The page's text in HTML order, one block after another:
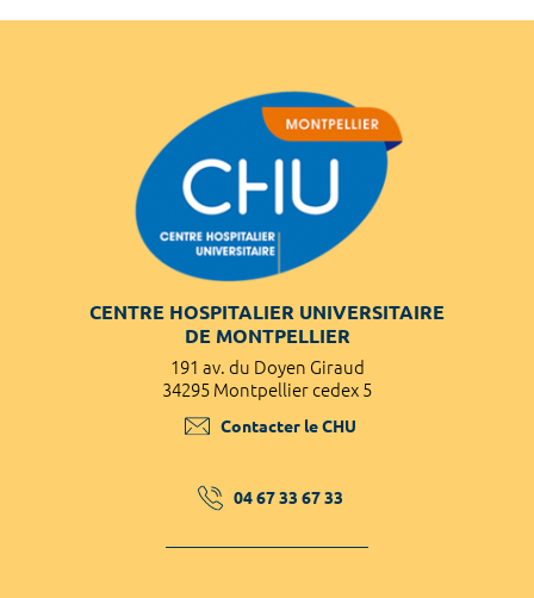
CENTRE HOSPITALIER UNIVERSITAIRE
DE MONTPELLIER
191 av. du Doyen Giraud
34295 Montpellier cedex 5
Contacter le CHU
04 67 33 67 33